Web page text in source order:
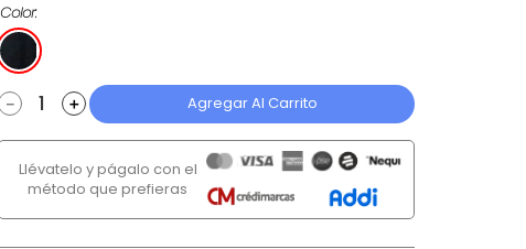
Color
＋
－ Agregar Al Carrito
Llévatelo y págalo con el
método que prefieras